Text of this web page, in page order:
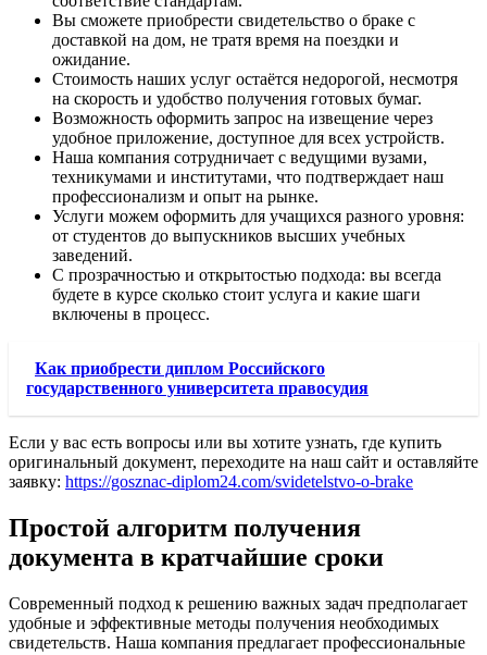
Вы сможете приобрести свидетельство о браке с
доставкой на дом, не тратя время на поездки и
ожидание.
Стоимость наших услуг остаётся недорогой, несмотря
на скорость и удобство получения готовых бумаг.
Возможность оформить запрос на извещение через
удобное приложение, доступное для всех устройств.
Наша компания сотрудничает с ведущими вузами,
техникумами и институтами, что подтверждает наш
профессионализм и опыт на рынке.
Услуги можем оформить для учащихся разного уровня:
от студентов до выпускников высших учебных
заведений.
С прозрачностью и открытостью подхода: вы всегда
будете в курсе сколько стоит услуга и какие шаги
включены в процесс.
Как приобрести диплом Российского
государственного университета правосудия
Если у вас есть вопросы или вы хотите узнать, где купить
оригинальный документ, переходите на наш сайт и оставляйте
заявку: https://gosznac-diplom24.com/svidetelstvo-o-brake
Простой алгоритм получения
документа в кратчайшие сроки
Современный подход к решению важных задач предполагает
удобные и эффективные методы получения необходимых
свидетельств. Наша компания предлагает профессиональные